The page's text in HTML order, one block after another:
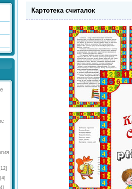
[12]
[4]
Картотека считалок